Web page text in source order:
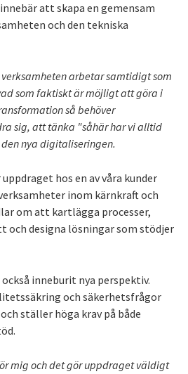
att skapa en gemensam
och den tekniska
verksamheten arbetar samtidigt som
som faktiskt är möjligt att göra i
så behöver
sig, att tänka "såhär har vi alltid
nya digitaliseringen.
hos en av våra kunder
inom kärnkraft och
om att kartlägga processer,
och designa lösningar som stödjer
inneburit nya perspektiv.
och säkerhetsfrågor
ställer höga krav på både
mig och det gör uppdraget väldigt